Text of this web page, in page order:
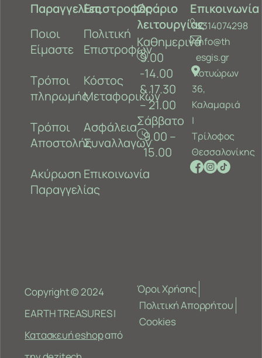
Παραγγελίες
Ποιοι
Είμαστε
Τρόποι
πληρωμής
Τρόποι
Αποστολής
Ακύρωση
Παραγγελίας
Επιστροφές
Πολιτική
Επιστροφών
Κόστος
Μεταφορικών
Ασφάλεια
Συναλλαγών
Επικοινωνία
Ωράριο
λειτουργίας
Καθημερινά
9.00
-14.00
& 17.30
– 21.00
Σάββατο
9.00 –
15.00
Επικοινωνία
2314074298
info@th
esgis.gr
Κοτυώρων
36,
Καλαμαριά
‎|
Τρίλοφος
Θεσσαλονίκης
Copyright © 2024
EARTH TREASURES |
Κατασκευή eshopαπό
Όροι Χρήσης
Πολιτική Απορρήτου
Cookies